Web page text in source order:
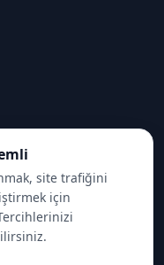
site trafiğini
için